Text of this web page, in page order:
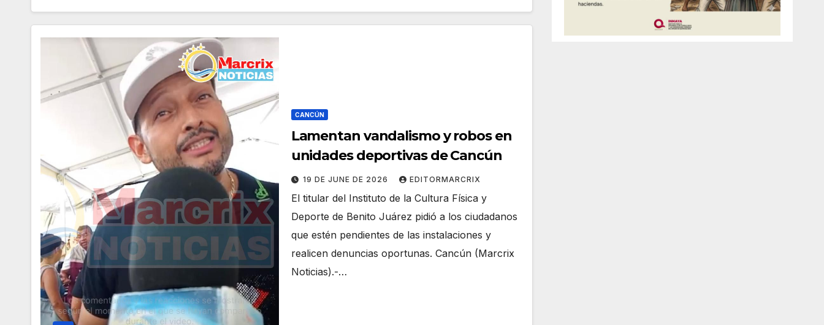
CANCÚN
Lamentan vandalismo y robos en
unidades deportivas de Cancún
19 DE JUNE DE 2026 EDITORMARCRIX
El titular del Instituto de la Cultura Física y
Deporte de Benito Juárez pidió a los ciudadanos
que estén pendientes de las instalaciones y
realicen denuncias oportunas. Cancún (Marcrix
Noticias).-…